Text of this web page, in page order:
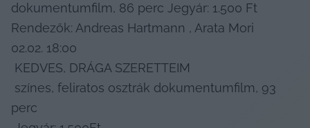
dokumentumfilm, 86 perc Jegyár: 1.500 Ft
Rendezők: Andreas Hartmann , Arata Mori
02.02. 18:00
perc